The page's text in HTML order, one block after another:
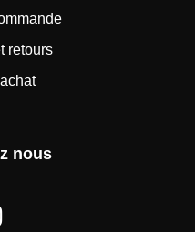
retours
nous